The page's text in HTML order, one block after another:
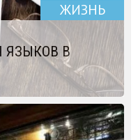
ЖИЗНЬ
ЯЗЫКОВ В